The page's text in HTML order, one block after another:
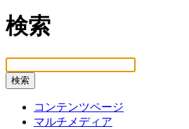
検索
検索
コンテンツページ
マルチメディア